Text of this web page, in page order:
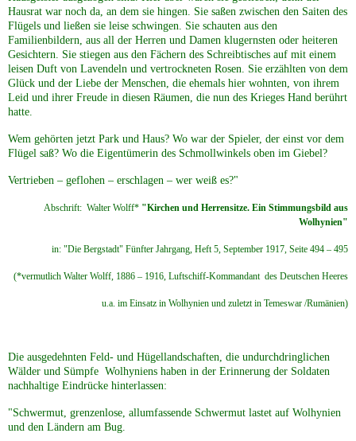
Hausrat war noch da, an dem sie hingen. Sie saßen zwischen den Saiten des
Flügels und ließen sie leise schwingen. Sie schauten aus den
Familienbildern, aus all der Herren und Damen klugernsten oder heiteren
Gesichtern. Sie stiegen aus den Fächern des Schreibtisches auf mit einem
leisen Duft von Lavendeln und vertrockneten Rosen. Sie erzählten von dem
Glück und der Liebe der Menschen, die ehemals hier wohnten, von ihrem
Leid und ihrer Freude in diesen Räumen, die nun des Krieges Hand berührt
hatte.
Wem gehörten jetzt Park und Haus? Wo war der Spieler, der einst vor dem
Flügel saß? Wo die Eigentümerin des Schmollwinkels oben im Giebel?
Vertrieben – geflohen – erschlagen – wer weiß es?"
Abschrift: Walter Wolff* "Kirchen und Herrensitze. Ein Stimmungsbild aus
Wolhynien"
in: "Die Bergstadt" Fünfter Jahrgang, Heft 5, September 1917, Seite 494 – 495
(*vermutlich Walter Wolff, 1886 – 1916, Luftschiff-Kommandant des Deutschen Heeres
u.a. im Einsatz in Wolhynien und zuletzt in Temeswar /Rumänien)
Die ausgedehnten Feld- und Hügellandschaften, die undurchdringlichen
Wälder und Sümpfe Wolhyniens haben in der Erinnerung der Soldaten
nachhaltige Eindrücke hinterlassen:
"Schwermut, grenzenlose, allumfassende Schwermut lastet auf Wolhynien
und den Ländern am Bug.